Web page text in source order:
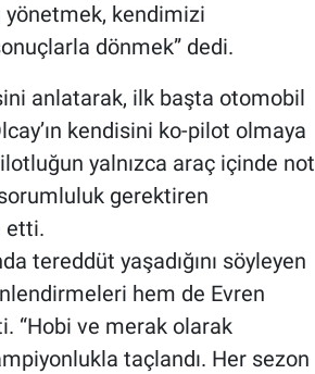
kendimizi
dönmek” dedi.
anlatarak, ilk başta otomobil
kendisini ko-pilot olmaya
yalnızca araç içinde not
gerektiren
etti.
tereddüt yaşadığını söyleyen
hem de Evren
“Hobi ve merak olarak
taçlandı. Her sezon